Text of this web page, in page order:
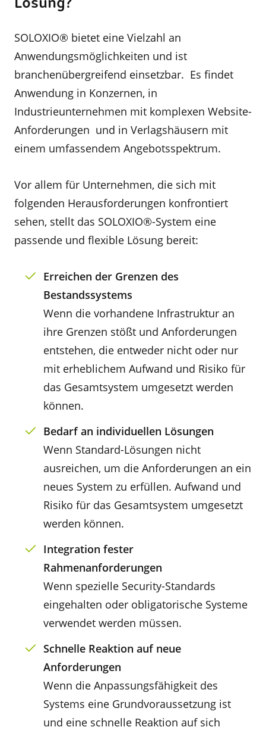
SOLOXIO® bietet eine Vielzahl an
Anwendungsmöglichkeiten und ist
branchenübergreifend einsetzbar. Es findet
Anwendung in Konzernen, in
Industrieunternehmen mit komplexen Website-
Anforderungen und in Verlagshäusern mit
einem umfassendem Angebotsspektrum.
Vor allem für Unternehmen, die sich mit
folgenden Herausforderungen konfrontiert
sehen, stellt das SOLOXIO®-System eine
passende und flexible Lösung bereit:
Erreichen der Grenzen des
Bestandssystems
Wenn die vorhandene Infrastruktur an
ihre Grenzen stößt und Anforderungen
entstehen, die entweder nicht oder nur
mit erheblichem Aufwand und Risiko für
das Gesamtsystem umgesetzt werden
können.
Bedarf an individuellen Lösungen
Wenn Standard-Lösungen nicht
ausreichen, um die Anforderungen an ein
neues System zu erfüllen. Aufwand und
Risiko für das Gesamtsystem umgesetzt
werden können.
Integration fester
Rahmenanforderungen
Wenn spezielle Security-Standards
eingehalten oder obligatorische Systeme
verwendet werden müssen.
Schnelle Reaktion auf neue
Anforderungen
Wenn die Anpassungsfähigkeit des
Systems eine Grundvoraussetzung ist
und eine schnelle Reaktion auf sich